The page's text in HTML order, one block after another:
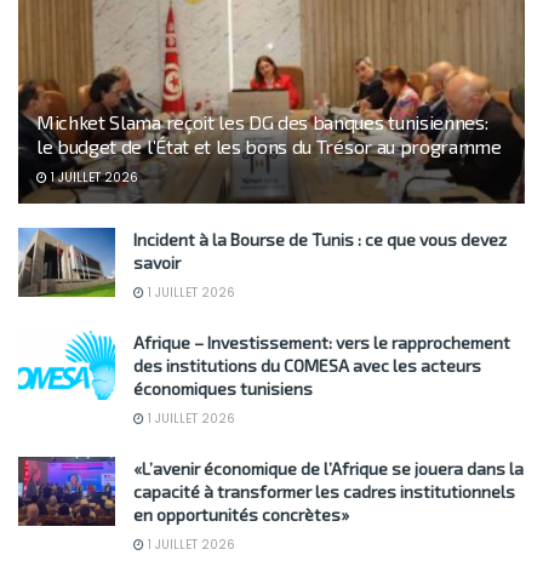
Michket Slama reçoit les DG des banques tunisiennes:
le budget de l’État et les bons du Trésor au programme
1 JUILLET 2026
Incident à la Bourse de Tunis : ce que vous devez
savoir
1 JUILLET 2026
Afrique – Investissement: vers le rapprochement
des institutions du COMESA avec les acteurs
économiques tunisiens
1 JUILLET 2026
«L’avenir économique de l’Afrique se jouera dans la
capacité à transformer les cadres institutionnels
en opportunités concrètes»
1 JUILLET 2026